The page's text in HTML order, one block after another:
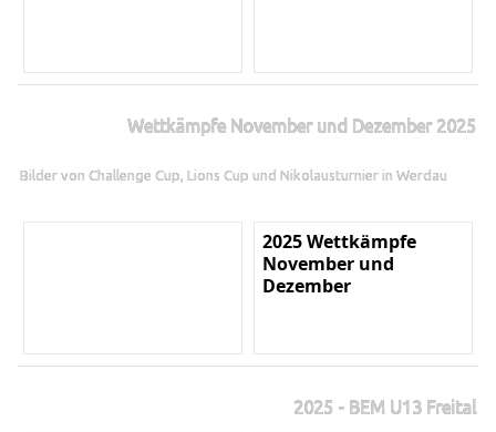
Wettkämpfe November und Dezember 2025
Bilder von Challenge Cup, Lions Cup und Nikolausturnier in Werdau
2025 Wettkämpfe
November und
Dezember
2025 - BEM U13 Freital